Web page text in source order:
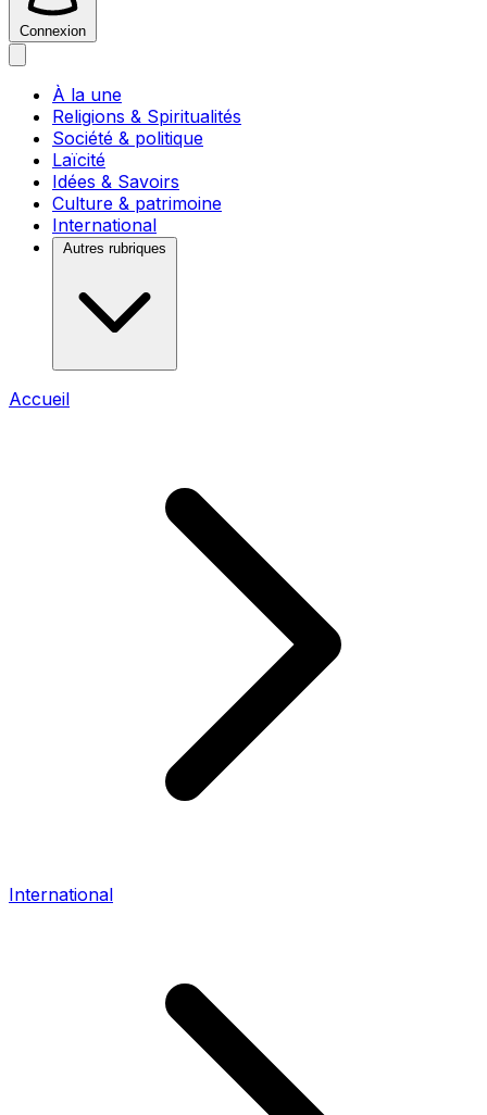
Connexion
À la une
Religions & Spiritualités
Société & politique
Laïcité
Idées & Savoirs
Culture & patrimoine
International
Autres rubriques
Accueil
International